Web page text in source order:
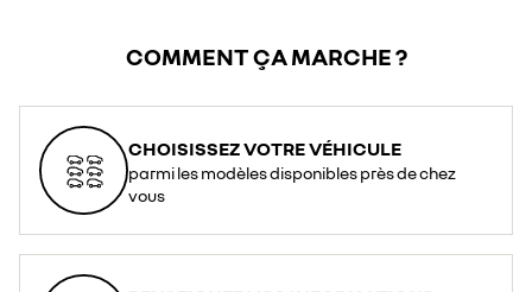
COMMENT ÇA MARCHE ?
CHOISISSEZ VOTRE VÉHICULE
parmi les modèles disponibles près de chez
vous